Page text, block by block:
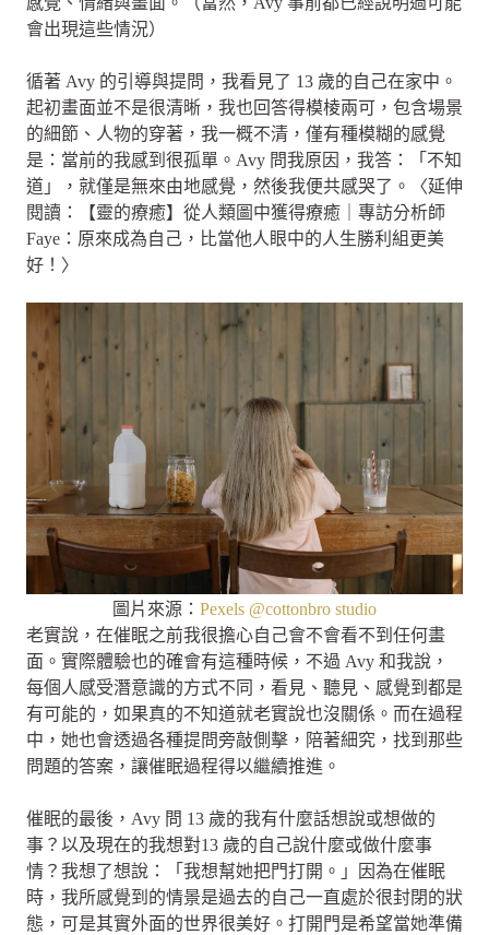
會出現這些情況）
循著 Avy 的引導與提問，我看見了 13 歲的自己在家中。
起初畫面並不是很清晰，我也回答得模棱兩可，包含場景
的細節、人物的穿著，我一概不清，僅有種模糊的感覺
是：當前的我感到很孤單。Avy 問我原因，我答：「不知
道」，就僅是無來由地感覺，然後我便共感哭了。〈延伸
閱讀：【靈的療癒】從人類圖中獲得療癒｜專訪分析師
Faye：原來成為自己，比當他人眼中的人生勝利組更美
好！〉
圖片來源： Pexels @cottonbro studio
老實說，在催眠之前我很擔心自己會不會看不到任何畫
面。實際體驗也的確會有這種時候，不過 Avy 和我說，
每個人感受潛意識的方式不同，看見、聽見、感覺到都是
有可能的，如果真的不知道就老實說也沒關係。而在過程
中，她也會透過各種提問旁敲側擊，陪著細究，找到那些
問題的答案，讓催眠過程得以繼續推進。
催眠的最後，Avy 問 13 歲的我有什麼話想說或想做的
事？以及現在的我想對13 歲的自己說什麼或做什麼事
情？我想了想說：「我想幫她把門打開。」因為在催眠
時，我所感覺到的情景是過去的自己一直處於很封閉的狀
態，可是其實外面的世界很美好。打開門是希望當她準備